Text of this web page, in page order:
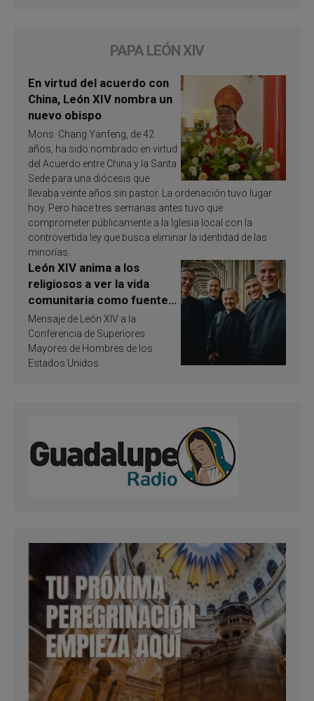
PAPA LEÓN XIV
En virtud del acuerdo con
China, León XIV nombra un
nuevo obispo
Mons. Chang Yanfeng, de 42
años, ha sido nombrado en virtud
del Acuerdo entre China y la Santa
Sede para una diócesis que
llevaba veinte años sin pastor. La ordenación tuvo lugar
hoy. Pero hace tres semanas antes tuvo que
comprometer públicamente a la Iglesia local con la
controvertida ley que busca eliminar la identidad de las
minorías.
León XIV anima a los
religiosos a ver la vida
comunitaria como fuente
de inspiración y
santificación
Mensaje de León XIV a la
Conferencia de Superiores
Mayores de Hombres de los
Estados Unidos